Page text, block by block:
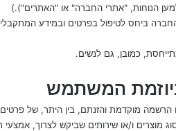
הנוחות, "אתרי החברה" או "האתרים").)
ביחס לטיפול בפרטים ובמידע
כמובן, גם לנשים.
המשתמש
מוקדמת והזנתם, בין היתר, של
מוצרים ו/או שירותים שביקש לצרוך,